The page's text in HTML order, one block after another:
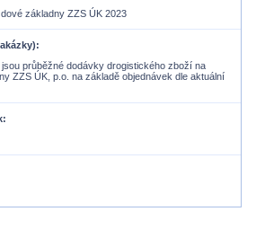
základny ZZS ÚK 2023
průběžné dodávky drogistického zboží na
ZZS ÚK, p.o. na základě objednávek dle aktuální